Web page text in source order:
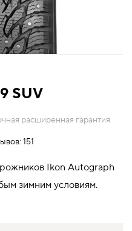
SUV
расширенная гарантия
151
Ikon Autograph
зимним условиям.